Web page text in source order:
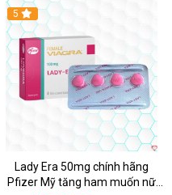
5
Lady Era 50mg chính hãng
Pfizer Mỹ tăng ham muốn nữ